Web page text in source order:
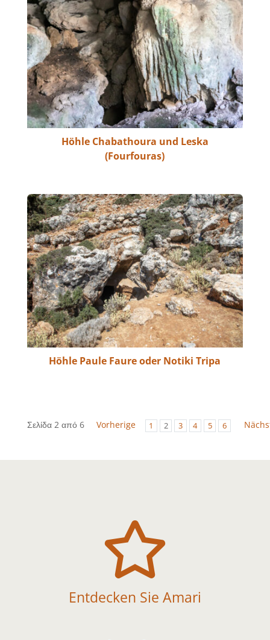
Höhle Chabathoura und Leska
(Fourfouras)
Höhle Paule Faure oder Notiki Tripa
Σελίδα 2 από 6 Vorherige 1 2 3 4 5 6

Entdecken Sie Amari